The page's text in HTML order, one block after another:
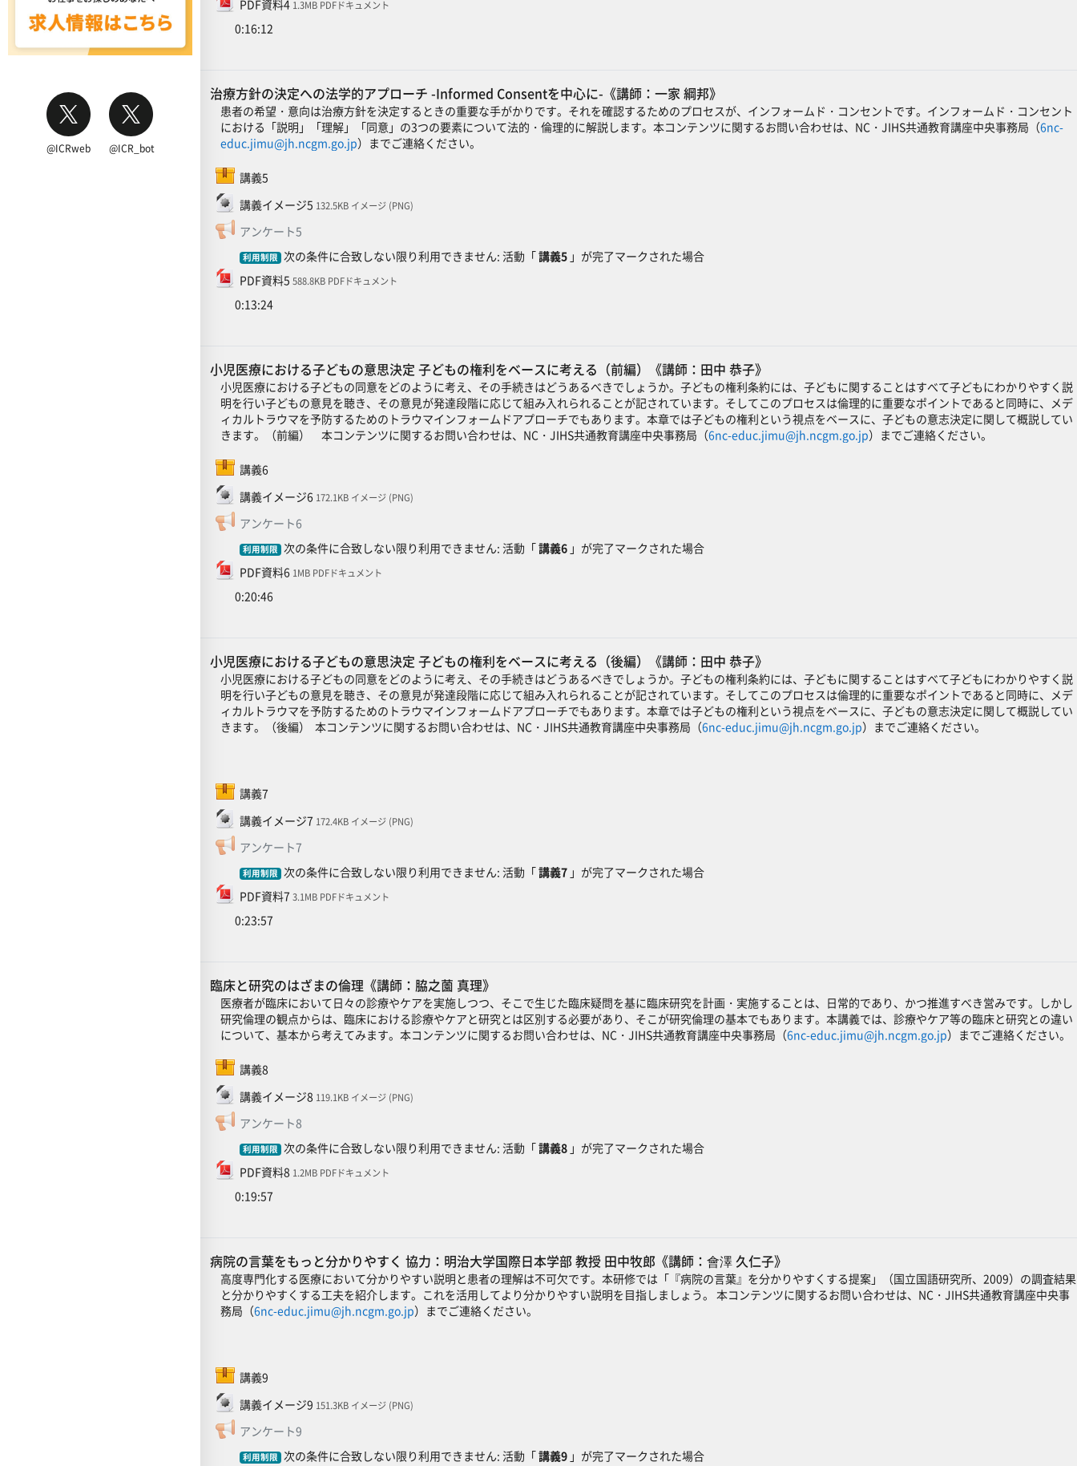
@ICRweb @ICR_bot
PDF資料4 1.3MB PDFドキュメント
0:16:12
治療方針の決定への法学的アプローチ -Informed Consentを中心に-《講師：一家 綱邦》
患者の希望・意向は治療方針を決定するときの重要な手がかりです。それを確認するためのプロセスが、インフォームド・コンセントです。インフォームド・コンセント
における「説明」「理解」「同意」の3つの要素について法的・倫理的に解説します。本コンテンツに関するお問い合わせは、NC・JIHS共通教育講座中央事務局（6nc-
educ.jimu@jh.ncgm.go.jp）までご連絡ください。
講義5
SCORMパッケージ
講義イメージ5ファイル132.5KB イメージ (PNG)
アンケート5フィードバック
利用制限 次の条件に合致しない限り利用できません: 活動「講義5 」が完了マークされた場合
PDF資料5
ファイル588.8KB PDFドキュメント
0:13:24
小児医療における子どもの意思決定 子どもの権利をベースに考える（前編）《講師：田中 恭子》
小児医療における子どもの同意をどのように考え、その手続きはどうあるべきでしょうか。子どもの権利条約には、子どもに関することはすべて子どもにわかりやすく説
明を行い子どもの意見を聴き、その意見が発達段階に応じて組み入れられることが記されています。そしてこのプロセスは倫理的に重要なポイントであると同時に、メデ
ィカルトラウマを予防するためのトラウマインフォームドアプローチでもあります。本章では子どもの権利という視点をベースに、子どもの意志決定に関して概説してい
きます。（前編） 本コンテンツに関するお問い合わせは、NC・JIHS共通教育講座中央事務局（6nc-educ.jimu@jh.ncgm.go.jp）までご連絡ください。
講義6
SCORMパッケージ
講義イメージ6ファイル172.1KB イメージ (PNG)
アンケート6フィードバック
利用制限 次の条件に合致しない限り利用できません: 活動「講義6 」が完了マークされた場合
PDF資料6
ファイル1MB PDFドキュメント
0:20:46
小児医療における子どもの意思決定 子どもの権利をベースに考える（後編）《講師：田中 恭子》
小児医療における子どもの同意をどのように考え、その手続きはどうあるべきでしょうか。子どもの権利条約には、子どもに関することはすべて子どもにわかりやすく説
明を行い子どもの意見を聴き、その意見が発達段階に応じて組み入れられることが記されています。そしてこのプロセスは倫理的に重要なポイントであると同時に、メデ
ィカルトラウマを予防するためのトラウマインフォームドアプローチでもあります。本章では子どもの権利という視点をベースに、子どもの意志決定に関して概説してい
きます。（後編） 本コンテンツに関するお問い合わせは、NC・JIHS共通教育講座中央事務局（6nc-educ.jimu@jh.ncgm.go.jp）までご連絡ください。
講義7
SCORMパッケージ
講義イメージ7ファイル172.4KB イメージ (PNG)
アンケート7フィードバック
利用制限 次の条件に合致しない限り利用できません: 活動「講義7 」が完了マークされた場合
PDF資料7
ファイル3.1MB PDFドキュメント
0:23:57
臨床と研究のはざまの倫理《講師：脇之薗 真理》
医療者が臨床において日々の診療やケアを実施しつつ、そこで生じた臨床疑問を基に臨床研究を計画・実施することは、日常的であり、かつ推進すべき営みです。しかし
研究倫理の観点からは、臨床における診療やケアと研究とは区別する必要があり、そこが研究倫理の基本でもあります。本講義では、診療やケア等の臨床と研究との違い
について、基本から考えてみます。本コンテンツに関するお問い合わせは、NC・JIHS共通教育講座中央事務局（6nc-educ.jimu@jh.ncgm.go.jp）までご連絡ください。
講義8
SCORMパッケージ
講義イメージ8ファイル119.1KB イメージ (PNG)
アンケート8フィードバック
利用制限 次の条件に合致しない限り利用できません: 活動「講義8 」が完了マークされた場合
PDF資料8
ファイル1.2MB PDFドキュメント
0:19:57
病院の言葉をもっと分かりやすく 協力：明治大学国際日本学部 教授 田中牧郎《講師：會澤 久仁子》
高度専門化する医療において分かりやすい説明と患者の理解は不可欠です。本研修では「『病院の言葉』を分かりやすくする提案」（国立国語研究所、2009）の調査結果
と分かりやすくする工夫を紹介します。これを活用してより分かりやすい説明を目指しましょう。 本コンテンツに関するお問い合わせは、NC・JIHS共通教育講座中央事
務局（6nc-educ.jimu@jh.ncgm.go.jp）までご連絡ください。
講義9
SCORMパッケージ
講義イメージ9ファイル151.3KB イメージ (PNG)
アンケート9フィードバック
利用制限 次の条件に合致しない限り利用できません: 活動「講義9 」が完了マークされた場合